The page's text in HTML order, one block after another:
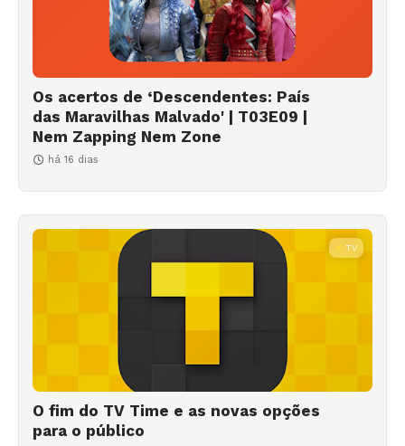
Os acertos de ‘Descendentes: País
das Maravilhas Malvado' | T03E09 |
Nem Zapping Nem Zone
há 16 dias
TV
O fim do TV Time e as novas opções
para o público